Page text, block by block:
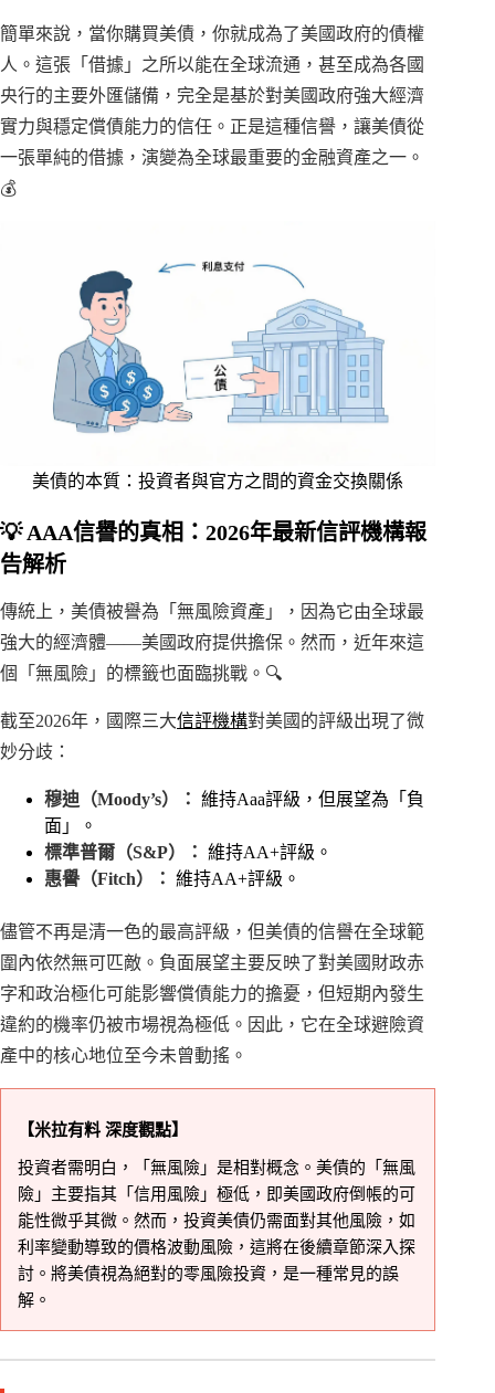
簡單來說，當你購買美債，你就成為了美國政府的債權
人。這張「借據」之所以能在全球流通，甚至成為各國
央行的主要外匯儲備，完全是基於對美國政府強大經濟
實力與穩定償債能力的信任。正是這種信譽，讓美債從
一張單純的借據，演變為全球最重要的金融資產之一。
💰
美債的本質：投資者與官方之間的資金交換關係
💡 AAA信譽的真相：2026年最新信評機構報
告解析
傳統上，美債被譽為「無風險資產」，因為它由全球最
強大的經濟體——美國政府提供擔保。然而，近年來這
個「無風險」的標籤也面臨挑戰。🔍
截至2026年，國際三大信評機構對美國的評級出現了微
妙分歧：
穆迪（Moody’s）： 維持Aaa評級，但展望為「負
面」。
標準普爾（S&P）： 維持AA+評級。
惠譽（Fitch）： 維持AA+評級。
儘管不再是清一色的最高評級，但美債的信譽在全球範
圍內依然無可匹敵。負面展望主要反映了對美國財政赤
字和政治極化可能影響償債能力的擔憂，但短期內發生
違約的機率仍被市場視為極低。因此，它在全球避險資
產中的核心地位至今未曾動搖。
【米拉有料 深度觀點】
投資者需明白，「無風險」是相對概念。美債的「無風
險」主要指其「信用風險」極低，即美國政府倒帳的可
能性微乎其微。然而，投資美債仍需面對其他風險，如
利率變動導致的價格波動風險，這將在後續章節深入探
討。將美債視為絕對的零風險投資，是一種常見的誤
解。